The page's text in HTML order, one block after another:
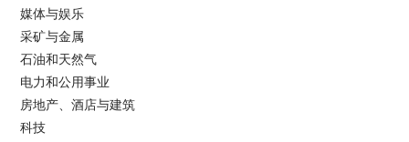
媒体与娱乐
采矿与金属
石油和天然气
电力和公用事业
房地产、酒店与建筑
科技